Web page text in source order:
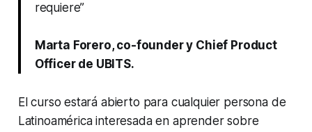
requiere”
Marta Forero, co-founder y Chief Product
Officer de UBITS.
El curso estará abierto para cualquier persona de
Latinoamérica interesada en aprender sobre